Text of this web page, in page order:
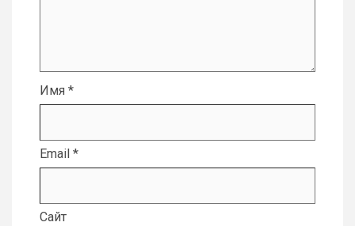
Имя *
Email *
Сайт